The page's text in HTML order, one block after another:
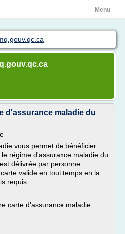
Menu
d'assurance maladie du
vous permet de bénéficier
régime d'assurance maladie du
délivrée par personne.
valide en tout temps en la
requis.
carte d'assurance maladie